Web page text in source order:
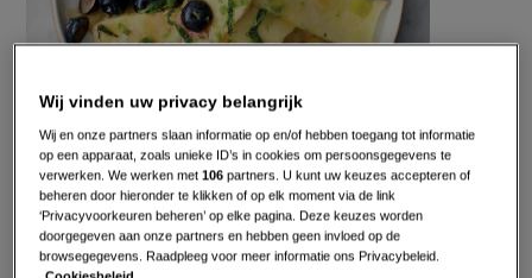
Gepubliceerd op: 03-11-17
Bewerkt op: 13-04-2026
Wij vinden uw privacy belangrijk
Wij en onze partners slaan informatie op en/of hebben toegang tot informatie
op een apparaat, zoals unieke ID’s in cookies om persoonsgegevens te
verwerken. We werken met106 partners. U kunt uw keuzes accepteren of
beheren door hieronder te klikken of op elk moment via de link
‘Privacyvoorkeuren beheren’ op elke pagina. Deze keuzes worden
doorgegeven aan onze partners en hebben geen invloed op de
browsegegevens. Raadpleeg voor meer informatie ons Privacybeleid.